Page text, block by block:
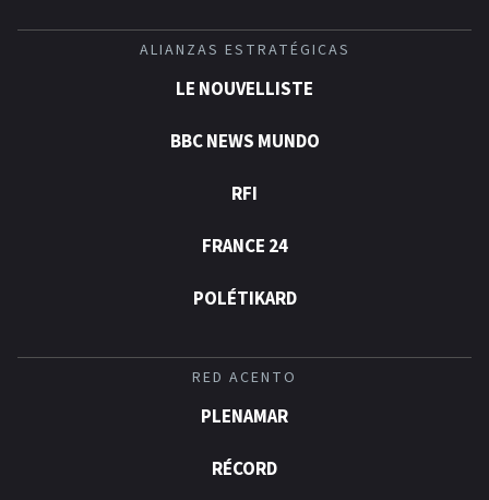
ALIANZAS ESTRATÉGICAS
LE NOUVELLISTE
BBC NEWS MUNDO
RFI
FRANCE 24
POLÉTIKARD
RED ACENTO
PLENAMAR
RÉCORD